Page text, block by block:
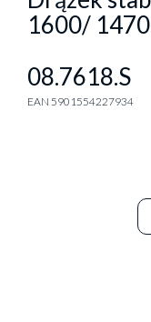
1600/
08.7618.S
EAN 5901554227934